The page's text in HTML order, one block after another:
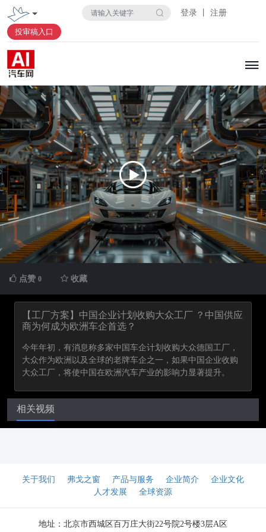
登录 丨 注册
投审稿入口
点赞 0 收藏
【工厂方案】中国企业计划收购大众工厂 ？中国供应
商为何成为欧洲车企首选？
今年年初，有消息称多家中国车企计划收购大众德国工厂，
大众作为欧洲以及全球的老牌车企之一，如果中国企业收购
大众工厂，将使中国在欧洲汽车产业的影响力显著提升。
相关视频
关于我们 弗戈之窗 产品与服务 企业简介
企业文化
人才发展
全球资源
地址：北京市西城区百万庄大街22号院2号楼3层A区